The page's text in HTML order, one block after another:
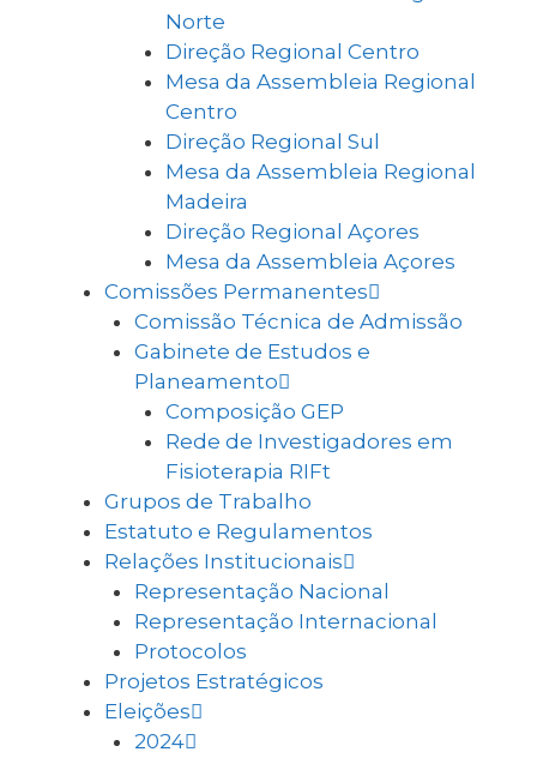
Norte
Direção Regional Centro
Mesa da Assembleia Regional
Centro
Direção Regional Sul
Mesa da Assembleia Regional
Madeira
Direção Regional Açores
Mesa da Assembleia Açores
Comissões Permanentes
Comissão Técnica de Admissão
Gabinete de Estudos e
Planeamento
Composição GEP
Rede de Investigadores em
Fisioterapia RIFt
Grupos de Trabalho
Estatuto e Regulamentos
Relações Institucionais
Representação Nacional
Representação Internacional
Protocolos
Projetos Estratégicos
Eleições
2024